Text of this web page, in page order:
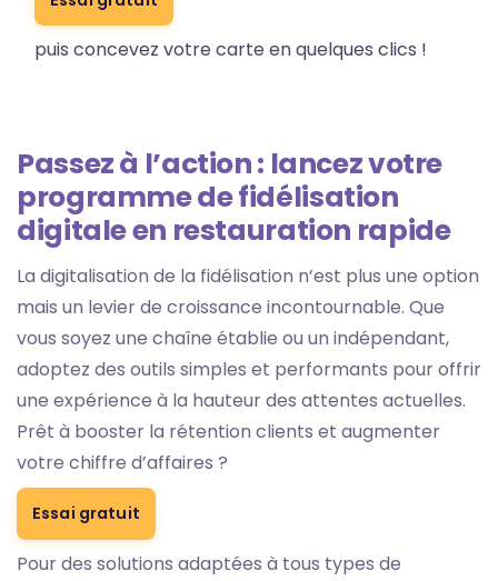
puis concevez votre carte en quelques clics !
Passez à l’action : lancez votre
programme de fidélisation
digitale en restauration rapide
La digitalisation de la fidélisation n’est plus une option
mais un levier de croissance incontournable. Que
vous soyez une chaîne établie ou un indépendant,
adoptez des outils simples et performants pour offrir
une expérience à la hauteur des attentes actuelles.
Prêt à booster la rétention clients et augmenter
votre chiffre d’affaires ?
Essai gratuit
Pour des solutions adaptées à tous types de